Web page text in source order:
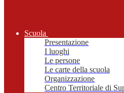
Scuola
Presentazione
I luoghi
Le persone
Le carte della scuola
Organizzazione
Centro Territoriale di